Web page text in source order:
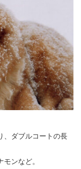
、ダブルコートの長
ンなど。